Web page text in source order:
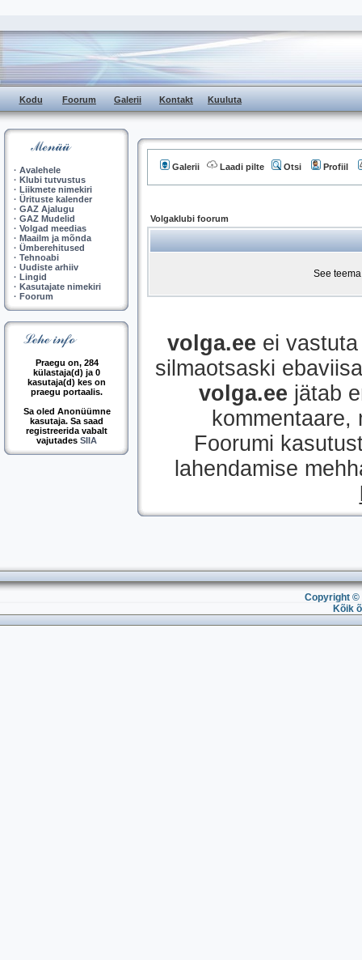
Kodu Foorum Galerii Kontakt Kuuluta
· Avalehele
· Klubi tutvustus
· Liikmete nimekiri
· Ürituste kalender
· GAZ Ajalugu
· GAZ Mudelid
· Volgad meedias
· Maailm ja mõnda
· Ümberehitused
· Tehnoabi
· Uudiste arhiiv
· Lingid
· Kasutajate nimekiri
· Foorum
Praegu on, 284
külastaja(d) ja 0
kasutaja(d) kes on
praegu portaalis.
Sa oled Anonüümne
kasutaja. Sa saad
registreerida vabalt
vajutades SIIA
Galerii Laadi pilte Otsi Profiil
Volgaklubi foorum
See
volga.ee ei
silmaotsaski
volga.ee jätab
Foorumi
lahendamise
Copyright ©
Kõik